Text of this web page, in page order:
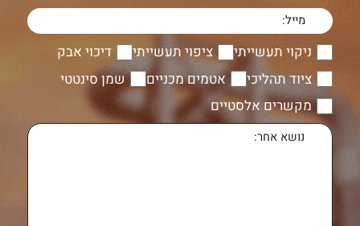
ניקוי תעשייתי ציפוי תעשייתי
דיכוי אבק
ציוד תהליכי
אטמים מכניים
שמן סינטטי
מקשרים אלסטיים